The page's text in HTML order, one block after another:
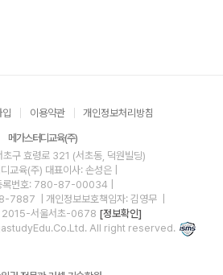
입 이용약관 개인정보처리방침
메가스터디교육(주)
구 효령로 321 (서초동, 덕원빌딩)
교육(주) 대표이사: 손성은 |
록번호: 780-87-00034
7887
| 개인정보보호책임자: 김영무
2015-서울서초-0678 [정보확인]
All right reserved.